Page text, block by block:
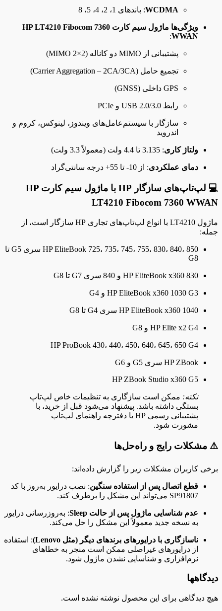
WCDMA: باندهای 1، 2، 4، 5، 8
ویژگی‌ها ماژول سیم کارت HP LT4210 Fibocom 7360
WWAN
:
پشتیبانی از MIMO دو کاناله (2×2 MIMO)
تجمیع حامل (Carrier Aggregation – 2CA/3CA)
GPS داخلی (GNSS)
رابط USB 2.0/3.0 و PCIe
سازگار با سیستم‌عامل‌های ویندوز، لینوکس، کروم و
اندروید
ولتاژ کاری: 3.135 تا 4.4 ولت (معمولاً 3.3 ولت)
دمای عملکردی: از 10- تا 55+ درجه سانتی‌گراد
💻 لپ‌تاپ‌های سازگار HP با ماژول سیم کارت HP
LT4210 Fibocom 7360 WWAN
ماژول LT4210 با انواع لپ‌تاپ‌های تجاری HP سازگار است، از
جمله:
HP EliteBook 725، 735، 745، 755، 830، 840، 850 سری G5 تا
G8
HP EliteBook x360 830 و 840 سری G7 تا G8
HP EliteBook x360 1030 G3 و G4
HP EliteBook x360 1040 سری G4 تا G8
HP Elite x2 G4 و G8
HP ProBook 430، 440، 450، 640، 645، 650 G4
HP ZBook سری G5 و G6
HP ZBook Studio x360 G5
نکته: ممکن است سازگاری به تنظیمات خاص لپ‌تاپ
بستگی داشته باشد. پیشنهاد می‌شود قبل از خرید، با
پشتیبانی رسمی HP یا دفترچه راهنمای لپ‌تاپ
مشورت شود.
⚠️ مشکلات رایج و راه‌حل‌ها
برخی کاربران مشکلات زیر را گزارش داده‌اند:
قطع اتصال پس از استفاده سنگین: نصب درایور به‌روز با کد
SP91807 می‌تواند این مشکل را برطرف کند.
عدم شناسایی ماژول پس از حالت Sleep
: به‌روزرسانی درایور
به نسخه جدید معمولاً این مشکل را حل می‌کند.
ناسازگاری با درایورهای برندهای دیگر (مثل Lenovo)
: استفاده
از درایورهای غیراصلی ممکن است منجر به خطاهای
نرم‌افزاری و شناسایی نشدن ماژول شود.
دیدگاهها
هیچ دیدگاهی برای این محصول نوشته نشده است.